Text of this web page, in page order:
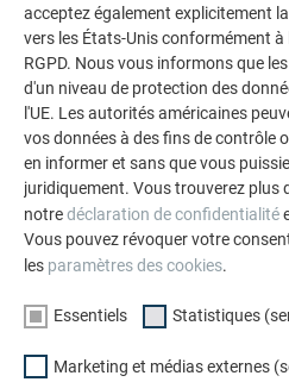
Protégez votre maison des intempéries
Les dommages causés par les
neige représentent un risque
acceptez également explicitement
vers les États-Unis conformément
RGPD. Nous vous informons que
d'un niveau de protection des
l'UE. Les autorités américaines
vos données à des fins de contrôle
en informer et sans que vous
juridiquement. Vous trouverez plus
notredéclaration de confidentialité
Vous pouvez révoquer votre
les paramètres des cookies.
Essentiels Statistiques
Marketing et médias externes